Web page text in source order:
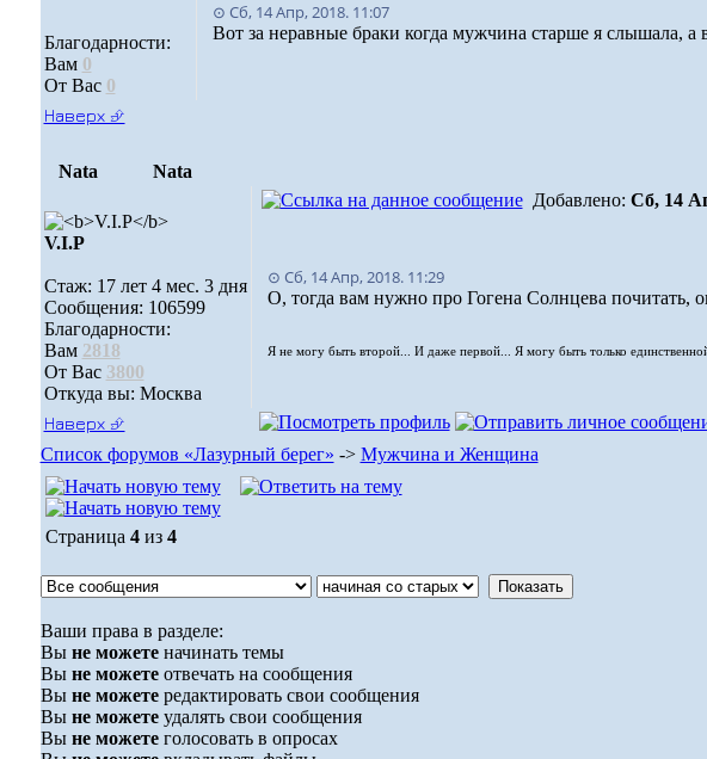
Благодарности:
Вам 0
От Вас 0
⊙ Сб, 14 Апр, 2018. 11:07
Вот за неравные браки когда мужчина старше я слышала,
Наверх ⮵
Nata Nata
V.I.Р
Стаж: 17 лет 4 мес. 3 дня
Сообщения: 106599
Благодарности:
Вам 2818
От Вас 3800
Откуда вы: Москва
Добавлено: Сб, 14
⊙ Сб, 14 Апр, 2018. 11:29
О, тогда вам нужно про Гогена Солнцева почитать,
Я не могу быть второй... И даже первой... Я могу быть только
Наверх ⮵
Список форумов «Лазурный берег» -> Мужчина и Женщина
Страница 4из 4
Ваши права в разделе:
Вы не можетеначинать темы
Вы не можетеотвечать на сообщения
Вы не можетередактировать свои сообщения
Вы не можетеудалять свои сообщения
Вы не можетеголосовать в опросах